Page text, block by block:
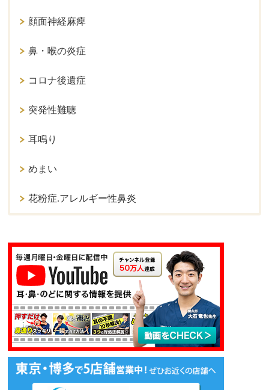
顔面神経麻痺
鼻・喉の炎症
コロナ後遺症
突発性難聴
耳鳴り
めまい
花粉症.アレルギー性鼻炎